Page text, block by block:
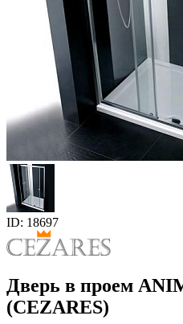
ID: 18697
Дверь в проем
(CEZARES)